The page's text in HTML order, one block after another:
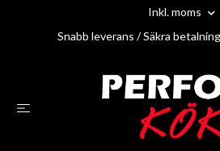
Inkl. moms
Snabb leverans / Säkra